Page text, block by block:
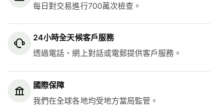
每日對交易進行700萬次檢查。
24小時全天候客戶服務
透過電話、網上對話或電郵提供客戶服務。
國際保障
我們在全球各地均受地方當局監管。